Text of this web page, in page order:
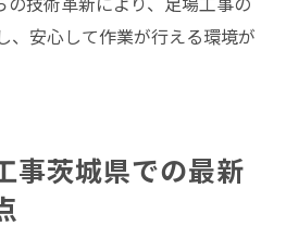
、安心して作業が行える環境が
事茨城県での最新